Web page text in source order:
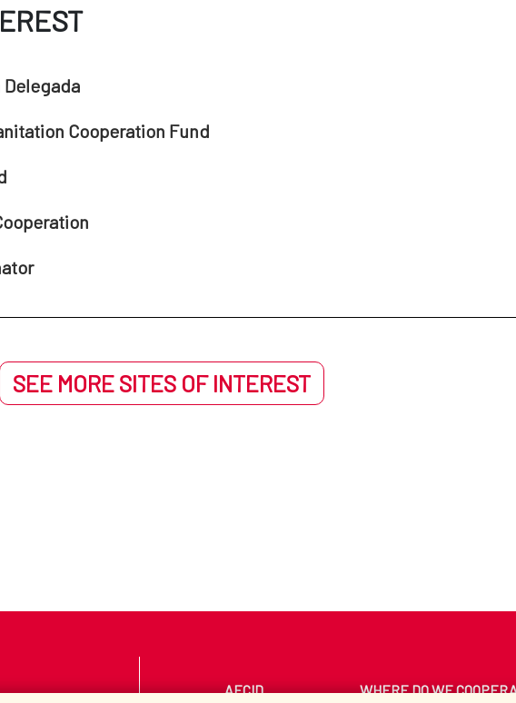
Cooperation Fund
SEE MORE SITES OF INTEREST
AECID WHERE DO WE